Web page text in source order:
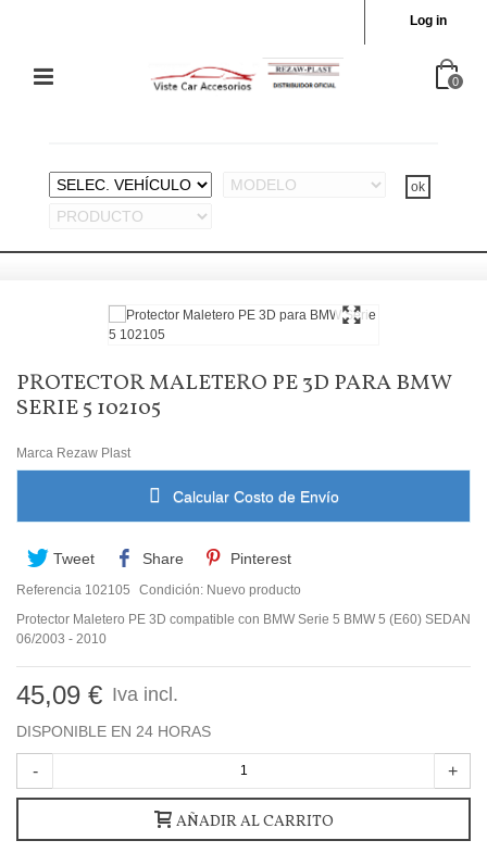
Log in
0
PROTECTOR MALETERO PE 3D PARA BMW
SERIE 5 102105
Marca Rezaw Plast
Calcular Costo de Envío
Tweet Share Pinterest
Referencia 102105 Condición: Nuevo producto
Protector Maletero PE 3D compatible con BMW Serie 5 BMW 5 (E60) SEDAN
06/2003 - 2010
45,09 € Iva incl.
DISPONIBLE EN 24 HORAS
- +
AÑADIR AL CARRITO